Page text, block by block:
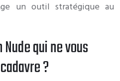
un outil stratégique au
qui ne vous
?